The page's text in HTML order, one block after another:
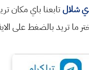
شلالتابعنا باي مكان
ما تريد بالضغط على